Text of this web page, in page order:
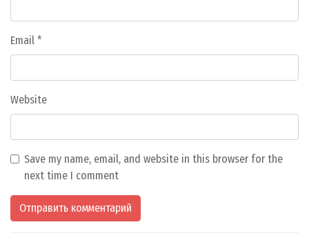
Email *
Website
Save my name, email, and website in this browser for the
next time I comment